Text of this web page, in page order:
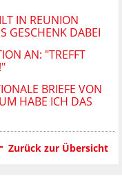
IN REUNION
GESCHENK DABEI
AN: "TREFFT
BRIEFE VON
HABE ICH DAS
Zurück zur Übersicht